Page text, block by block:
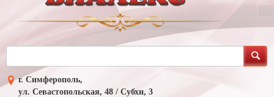
г. Симферополь,
ул. Севастопольская, 48 / Субхи, 3